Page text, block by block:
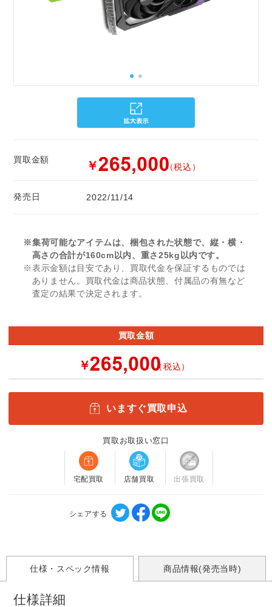
買取金額 ￥ （税込）
発売日 2022/11/14
※集荷可能なアイテムは、梱包された状態で、縦・横・
高さの合計が160cm以内、重さ25kg以内です。
※表示金額は目安であり、買取代金を保証するものでは
ありません。買取代金は商品状態、付属品の有無など
査定の結果で決定されます。
買取金額
￥ （税込）
いますぐ買取申込
買取お取扱い窓口
宅配買取 店舗買取 出張買取
シェアする
仕様・スペック情報 商品情報(発売当時)
仕様詳細